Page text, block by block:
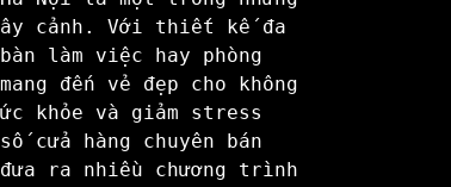
Phù Lãng Bắc Ninh
Beaty
cảnh. Với thiết kế đa
làm việc hay phòng
đến vẻ đẹp cho không
khỏe và giảm stress
cửa hàng chuyên bán
ra nhiều chương trình